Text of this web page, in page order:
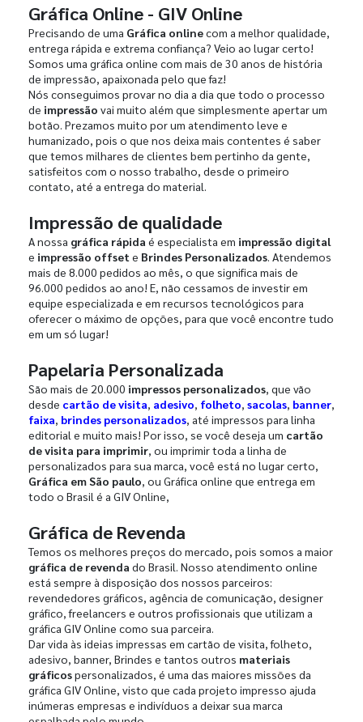
Gráfica Online - GIV Online
Precisando de uma Gráfica onlinecom a melhor qualidade,
entrega rápida e extrema confiança? Veio ao lugar certo!
Somos uma gráfica online com mais de 30 anos de história
de impressão, apaixonada pelo que faz!
Nós conseguimos provar no dia a dia que todo o processo
de impressão vai muito além que simplesmente apertar um
botão. Prezamos muito por um atendimento leve e
humanizado, pois o que nos deixa mais contentes é saber
que temos milhares de clientes bem pertinho da gente,
satisfeitos com o nosso trabalho, desde o primeiro
contato, até a entrega do material.
Impressão de qualidade
A nossa gráfica rápida é especialista em impressão digital
e impressão offset e Brindes Personalizados. Atendemos
mais de 8.000 pedidos ao mês, o que significa mais de
96.000 pedidos ao ano! E, não cessamos de investir em
equipe especializada e em recursos tecnológicos para
oferecer o máximo de opções, para que você encontre tudo
em um só lugar!
Papelaria Personalizada
São mais de 20.000 impressos personalizados, que vão
desde cartão de visita, adesivo, folheto, sacolas, banner,
faixa, brindes personalizados, até impressos para linha
editorial e muito mais! Por isso, se você deseja um cartão
de visita para imprimir, ou imprimir toda a linha de
personalizados para sua marca, você está no lugar certo,
Gráfica em São paulo, ou Gráfica online que entrega em
todo o Brasil é a GIV Online,
Gráfica de Revenda
Temos os melhores preços do mercado, pois somos a maior
gráfica de revenda do Brasil. Nosso atendimento online
está sempre à disposição dos nossos parceiros:
revendedores gráficos, agência de comunicação, designer
gráfico, freelancers e outros profissionais que utilizam a
gráfica GIV Online como sua parceira.
Dar vida às ideias impressas em cartão de visita, folheto,
adesivo, banner, Brindes e tantos outros materiais
gráficospersonalizados, é uma das maiores missões da
gráfica GIV Online, visto que cada projeto impresso ajuda
inúmeras empresas e indivíduos a deixar sua marca